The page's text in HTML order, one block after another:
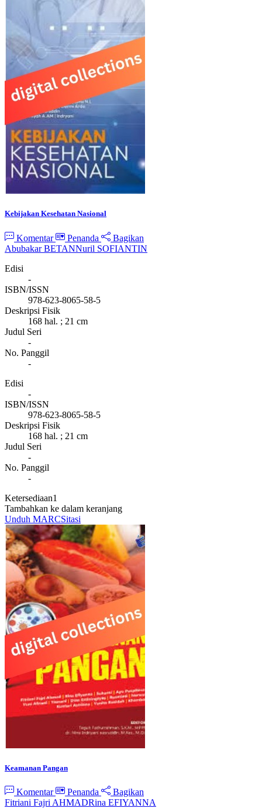
Kebijakan Kesehatan Nasional
Komentar Penanda
Bagikan
Abubakar BETANNuril SOFIANTIN
Edisi
-
ISBN/ISSN
978-623-8065-58-5
Deskripsi Fisik
168 hal. ; 21 cm
Judul Seri
-
No. Panggil
-
Edisi
-
ISBN/ISSN
978-623-8065-58-5
Deskripsi Fisik
168 hal. ; 21 cm
Judul Seri
-
No. Panggil
-
Ketersediaan1
Tambahkan ke dalam keranjang
Unduh MARCSitasi
Keamanan Pangan
Komentar Penanda
Bagikan
Fitriani Fajri AHMADRina EFIYANNA